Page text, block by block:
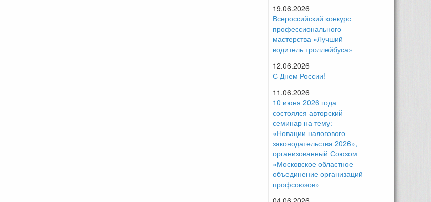
19.06.2026
Всероссийский конкурс
профессионального
мастерства «Лучший
водитель троллейбуса»
12.06.2026
С Днем России!
11.06.2026
10 июня 2026 года
состоялся авторский
семинар на тему:
«Новации налогового
законодательства 2026»,
организованный Союзом
«Московское областное
объединение организаций
профсоюзов»